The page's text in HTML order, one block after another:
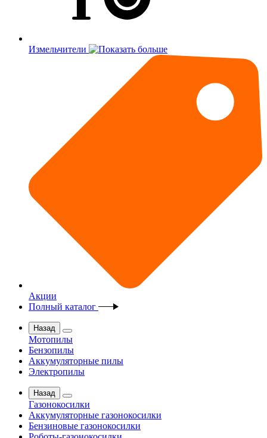
Измельчители
Акции
Полный каталог
Назад
Мотопилы
Бензопилы
Аккумуляторные пилы
Электропилы
Назад
Газонокосилки
Аккумуляторные газонокосилки
Бензиновые газонокосилки